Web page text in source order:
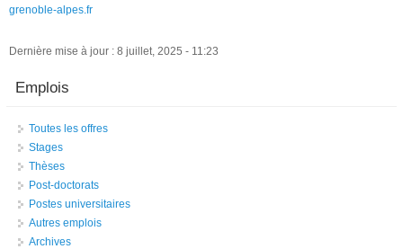
grenoble-alpes.fr
Dernière mise à jour : 8 juillet, 2025 - 11:23
Emplois
Toutes les offres
Stages
Thèses
Post-doctorats
Postes universitaires
Autres emplois
Archives